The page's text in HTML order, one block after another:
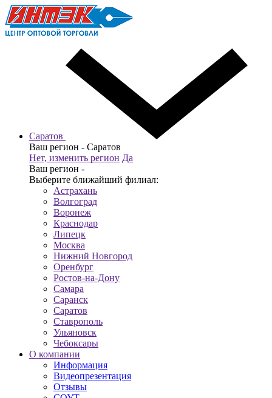
Саратов
Ваш регион - Саратов
Нет, изменить регион Да
Ваш регион -
Выберите ближайший филиал:
Астрахань
Волгоград
Воронеж
Краснодар
Липецк
Москва
Нижний Новгород
Оренбург
Ростов-на-Дону
Самара
Саранск
Саратов
Ставрополь
Ульяновск
Чебоксары
О компании
Информация
Видеопрезентация
Отзывы